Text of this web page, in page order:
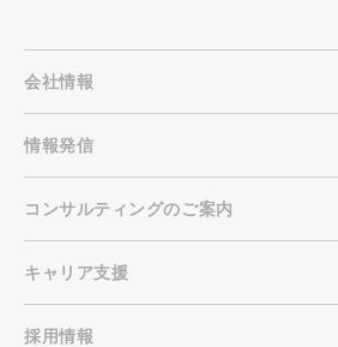
会社情報
情報発信
コンサルティングのご案内
キャリア支援
採用情報